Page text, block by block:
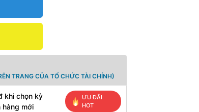
TRANG CỦA TỔ CHỨC TÀI CHÍNH)
khi chọn kỳ
hàng mới
ƯU ĐÃI
HOT